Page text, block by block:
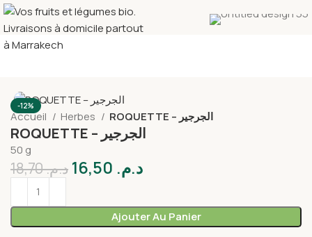
-12%
Accueil Herbes ROQUETTE – الجرجير
ROQUETTE – الجرجير
50 g
د.م.18,70 د.م.
Ajouter Au Panier